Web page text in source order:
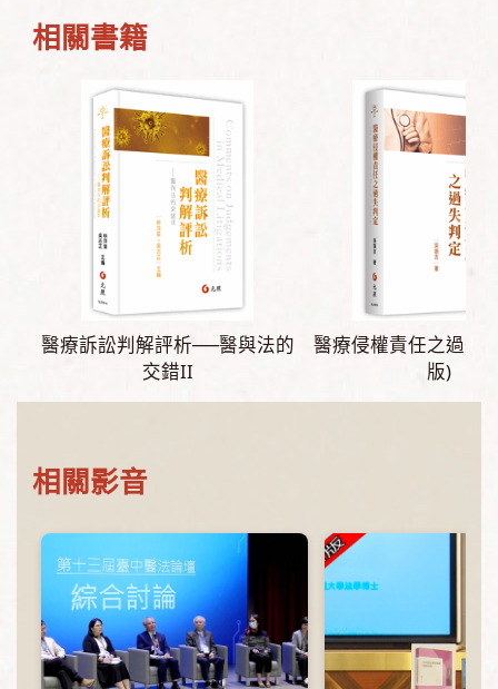
相關書籍
醫療訴訟判解評析──醫與法的
交錯II
醫療侵權責任之過失
版)
相關影音